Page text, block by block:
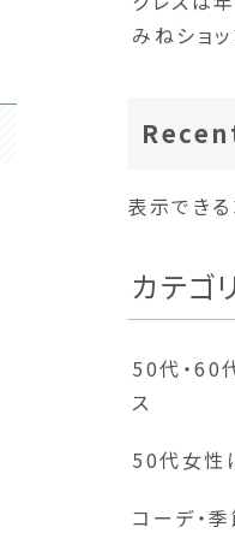
みねショ
表示できる
カテゴ
50代・60
ス
50代女性
コーデ・